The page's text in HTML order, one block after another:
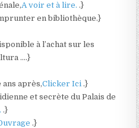
A voir et à lire..}
en bibliothèque.}
à l’achat sur les
….}
ans après,Clicker Ici.}
et secrète du Palais de
.}
.}